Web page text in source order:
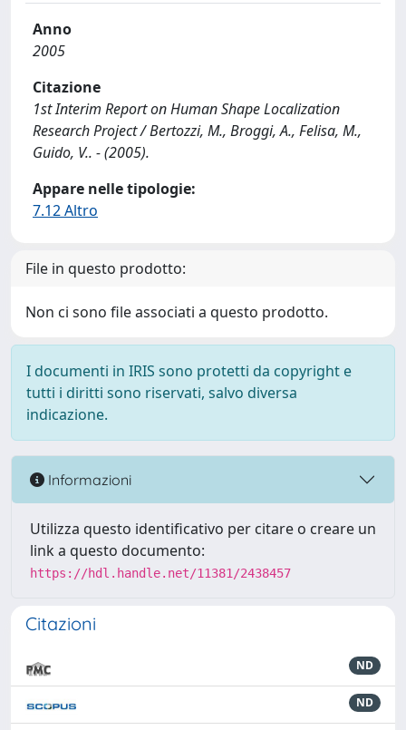
Anno
2005
Citazione
1st Interim Report on Human Shape Localization
Research Project / Bertozzi, M., Broggi, A., Felisa, M.,
Guido, V.. - (2005).
Appare nelle tipologie:
7.12 Altro
File in questo prodotto:
Non ci sono file associati a questo prodotto.
I documenti in IRIS sono protetti da copyright e
tutti i diritti sono riservati, salvo diversa
indicazione.
Informazioni
Utilizza questo identificativo per citare o creare un
link a questo documento:
https://hdl.handle.net/11381/2438457
Citazioni
ND
ND